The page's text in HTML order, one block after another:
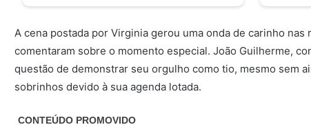
A cena postada por Virginia gerou uma onda de carinho
comentaram sobre o momento especial. João Guilherme,
questão de demonstrar seu orgulho como tio, mesmo sem
sobrinhos devido à sua agenda lotada.